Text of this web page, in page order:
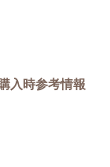
入時参考情報